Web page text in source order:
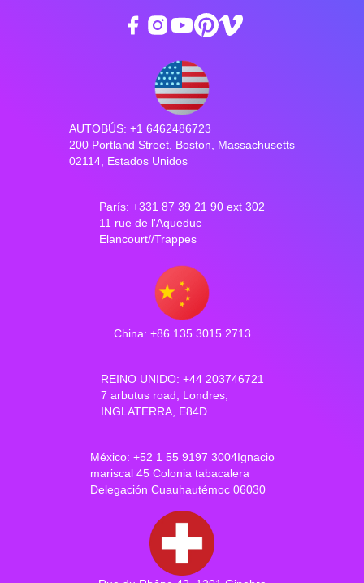
AUTOBÚS: +1 6462486723
200 Portland Street, Boston, Massachusetts
02114, Estados Unidos
París: +331 87 39 21 90 ext 302
11 rue de l'Aqueduc
Elancourt//Trappes
China: +86 135 3015 2713
REINO UNIDO: +44 203746721
7 arbutus road, Londres,
INGLATERRA, E84D
México: +52 1 55 9197 3004Ignacio
mariscal 45 Colonia tabacalera
Delegación Cuauhautémoc 06030